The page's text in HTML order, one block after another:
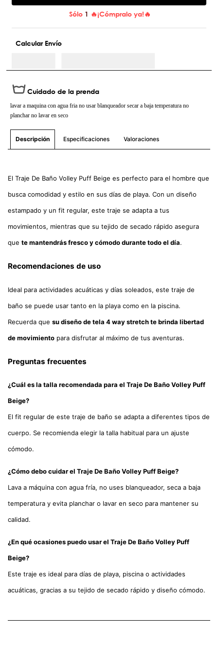
Sólo 1 🔥¡Cómpralo ya!🔥
Calcular Envío
Cuidado de la prenda
lavar a maquina con agua fria no usar blanqueador secar a baja temperatura no
planchar no lavar en seco
Descripción Especificaciones Valoraciones
El Traje De Baño Volley Puff Beige es perfecto para el hombre que
busca comodidad y estilo en sus días de playa. Con un diseño
estampado y un fit regular, este traje se adapta a tus
movimientos, mientras que su tejido de secado rápido asegura
que te mantendrás fresco y cómodo durante todo el día.
Recomendaciones de uso
Ideal para actividades acuáticas y días soleados, este traje de
baño se puede usar tanto en la playa como en la piscina.
Recuerda que su diseño de tela 4 way stretch te brinda libertad
de movimiento para disfrutar al máximo de tus aventuras.
Preguntas frecuentes
¿Cuál es la talla recomendada para el Traje De Baño Volley Puff
Beige?
El fit regular de este traje de baño se adapta a diferentes tipos de
cuerpo. Se recomienda elegir la talla habitual para un ajuste
cómodo.
¿Cómo debo cuidar el Traje De Baño Volley Puff Beige?
Lava a máquina con agua fría, no uses blanqueador, seca a baja
temperatura y evita planchar o lavar en seco para mantener su
calidad.
¿En qué ocasiones puedo usar el Traje De Baño Volley Puff
Beige?
Este traje es ideal para días de playa, piscina o actividades
acuáticas, gracias a su tejido de secado rápido y diseño cómodo.